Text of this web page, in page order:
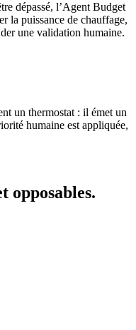
dépassé, l’Agent Budget
la puissance de chauffage,
une validation humaine.
un thermostat : il émet un
humaine est appliquée,
opposables.